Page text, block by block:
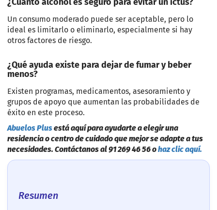
Un consumo moderado puede ser aceptable, pero lo
ideal es limitarlo o eliminarlo, especialmente si hay
otros factores de riesgo.
¿Qué ayuda existe para dejar de fumar y beber
menos?
Existen programas, medicamentos, asesoramiento y
grupos de apoyo que aumentan las probabilidades de
éxito en este proceso.
Abuelos Plusestá aquí para ayudarte a elegir una
residencia o centro de cuidado que mejor se adapte a tus
necesidades. Contáctanos al 91 269 46 56 ohaz clic aquí.
Resumen